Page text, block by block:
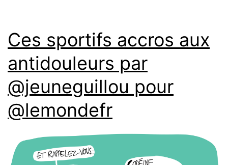
Ces sportifs accros aux
antidouleurs par
@jeuneguillou pour
@lemondefr